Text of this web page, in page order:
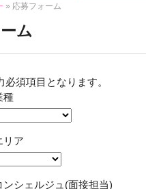
» 応募フォーム
ム
須項目となります。
種
リア
ンシェルジュ(面接担当)